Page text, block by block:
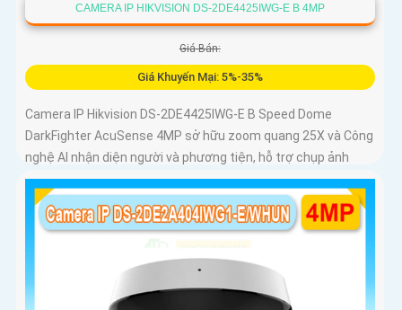
CAMERA IP HIKVISION DS-2DE4425IWG-E B 4MP
Giá Bán:
Giá Khuyến Mại: 5%-35%
Camera IP Hikvision DS-2DE4425IWG-E B Speed Dome
DarkFighter AcuSense 4MP sở hữu zoom quang 25X và Công
nghệ AI nhận diện người và phương tiện, hỗ trợ chụp ảnh
khuôn mặt lên đến 5 khuôn mặt cùng 1 thời điểm